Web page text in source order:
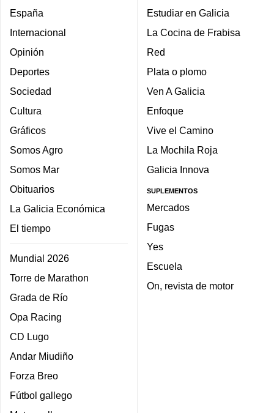
España
Internacional
Opinión
Deportes
Sociedad
Cultura
Gráficos
Somos Agro
Somos Mar
Obituarios
La Galicia Económica
El tiempo
Mundial 2026
Torre de Marathon
Grada de Río
Opa Racing
CD Lugo
Andar Miudiño
Forza Breo
Fútbol gallego
Estudiar en Galicia
La Cocina de Frabisa
Red
Plata o plomo
Ven A Galicia
Enfoque
Vive el Camino
La Mochila Roja
Galicia Innova
SUPLEMENTOS
Mercados
Fugas
Yes
Escuela
On, revista de motor